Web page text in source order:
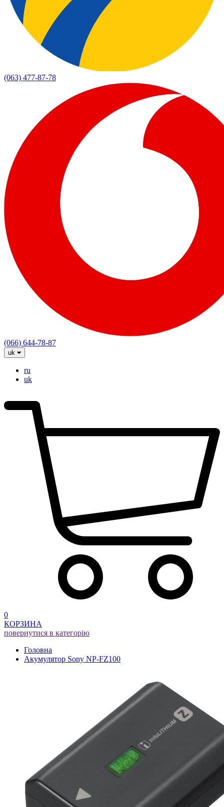
(063) 477-87-78
(066) 644-78-87
uk
ru
uk
0
КОРЗИНА
повернутися в категорію
Головна
Акумулятор Sony NP-FZ100